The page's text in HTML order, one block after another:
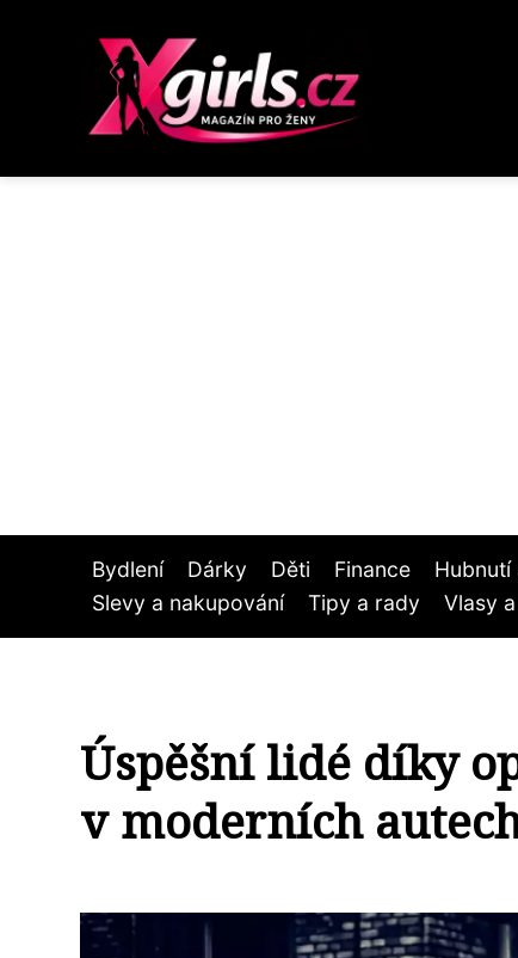
Bydlení Dárky Děti Finance Hubnutí
Slevy a nakupování
Tipy a rady Vlasy
Úspěšní lidé díky
v moderních